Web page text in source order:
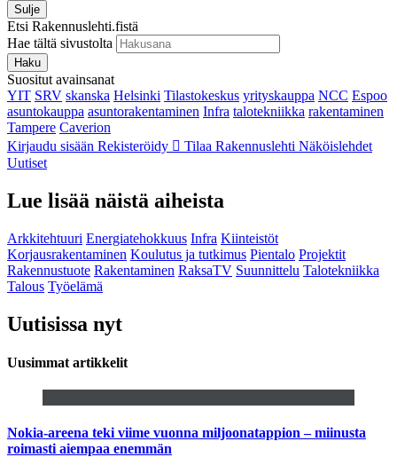
Sulje
Etsi Rakennuslehti.fistä
Hae tältä sivustolta
Haku
Suositut avainsanat
YIT SRV skanska Helsinki Tilastokeskus yrityskauppa NCC Espoo
asuntokauppa asuntorakentaminen Infra talotekniikka rakentaminen
Tampere Caverion
Kirjaudu sisään Rekisteröidy Tilaa Rakennuslehti Näköislehdet
Uutiset
Lue lisää näistä aiheista
Arkkitehtuuri Energiatehokkuus Infra Kiinteistöt
Korjausrakentaminen Koulutus ja tutkimus Pientalo Projektit
Rakennustuote Rakentaminen RaksaTV Suunnittelu Talotekniikka
Talous Työelämä
Uutisissa nyt
Uusimmat artikkelit
Nokia-areena teki viime vuonna miljoonatappion – miinusta
roimasti aiempaa enemmän